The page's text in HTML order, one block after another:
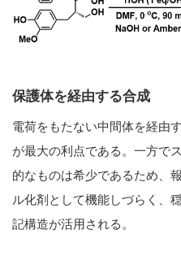
保護体を経由する合成
電荷をもたない中間体を経由す
が最大の利点である。一方で
的なものは希少であるため、
ル化剤として機能しづらく、
記構造が活用される。